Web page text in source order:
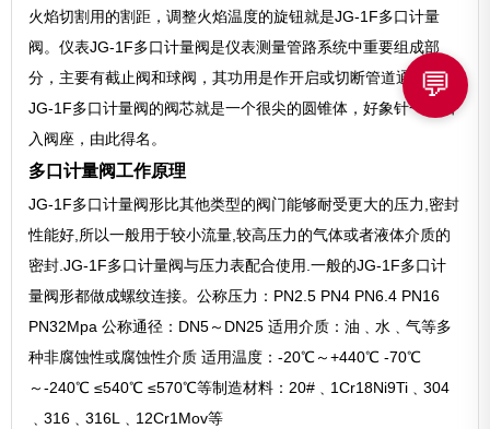
火焰切割用的割距，调整火焰温度的旋钮就是JG-1F多口计量
阀。仪表JG-1F多口计量阀是仪表测量管路系统中重要组成部
分，主要有截止阀和球阀，其功用是作开启或切断管道通路用。
JG-1F多口计量阀的阀芯就是一个很尖的圆锥体，好象针一样插
入阀座，由此得名。
多口计量阀工作原理
JG-1F多口计量阀形比其他类型的阀门能够耐受更大的压力,密封
性能好,所以一般用于较小流量,较高压力的气体或者液体介质的
密封.JG-1F多口计量阀与压力表配合使用.一般的JG-1F多口计
量阀形都做成螺纹连接。公称压力：PN2.5 PN4 PN6.4 PN16
PN32Mpa 公称通径：DN5～DN25 适用介质：油﹑水﹑气等多
种非腐蚀性或腐蚀性介质 适用温度：-20℃～+440℃ -70℃
～-240℃ ≤540℃ ≤570℃等制造材料：20#﹑1Cr18Ni9Ti﹑304
﹑316﹑316L﹑12Cr1Mov等
💬